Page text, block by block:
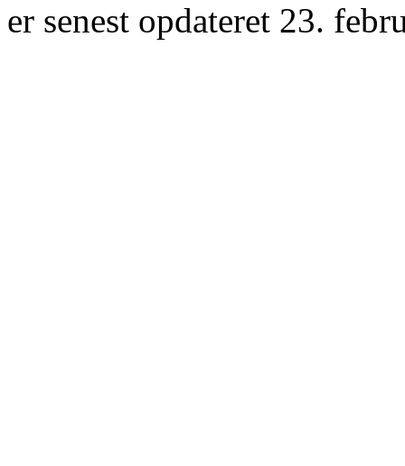
er senest opdateret 23.